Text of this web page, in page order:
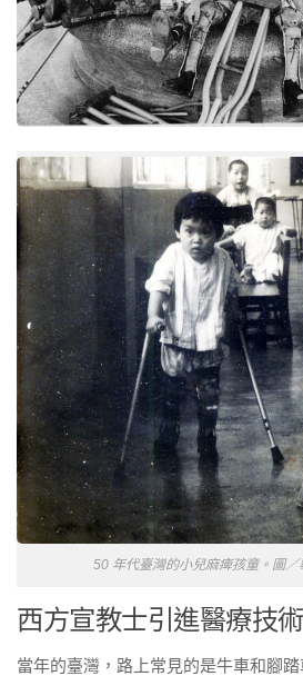
50 年代臺灣的小兒麻痺孩童。圖／
西方宣教士引進醫療技
當年的臺灣，路上常見的是牛車和腳